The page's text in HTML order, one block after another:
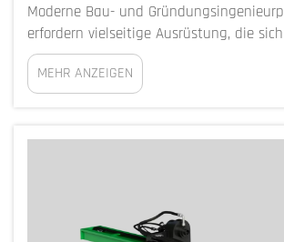
Moderne Bau- und
erfordern vielseitige Ausrüstung, die
unterschiedliche Bodenverhältnisse,
Projektanforderungen und betriebliche
Herausforderungen anpassen kann.
Tiefbau ... etabliert.
MEHR ANZEIGEN